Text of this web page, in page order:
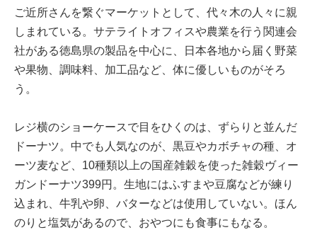
ご近所さんを繋ぐマーケットとして、代々木の人々に親
しまれている。サテライトオフィスや農業を行う関連会
社がある徳島県の製品を中心に、日本各地から届く野菜
や果物、調味料、加工品など、体に優しいものがそろ
う。
レジ横のショーケースで目をひくのは、ずらりと並んだ
ドーナツ。中でも人気なのが、黒豆やカボチャの種、オ
ーツ麦など、10種類以上の国産雑穀を使った雑穀ヴィー
ガンドーナツ399円。生地にはふすまや豆腐などが練り
込まれ、牛乳や卵、バターなどは使用していない。ほん
のりと塩気があるので、おやつにも食事にもなる。